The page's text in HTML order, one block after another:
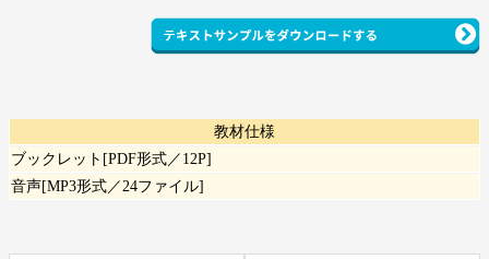
教材仕様
ブックレット[PDF形式／12P]
音声[MP3形式／24ファイル]